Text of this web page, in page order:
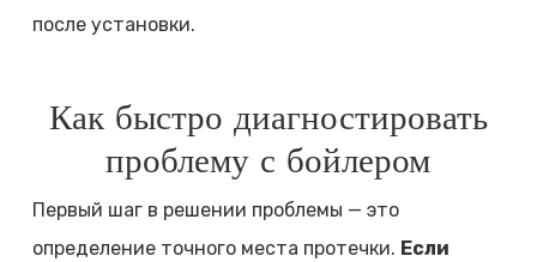
после установки.
Как быстро диагностировать
проблему с бойлером
Первый шаг в решении проблемы — это
определение точного места протечки. Если